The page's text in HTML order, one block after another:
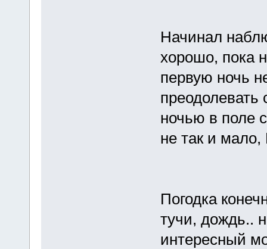
Начинал
хорошо, пока
первую ночь
преодолевать
ночью в поле
не так и
Погодка
тучи, дождь..
интересный